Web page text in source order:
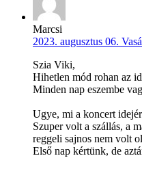
Marcsi
2023. augusztus 06.
Szia Viki,
Hihetlen mód rohan az
Minden nap eszembe
Ugye, mi a koncert
Szuper volt a szállás, a
reggeli sajnos nem volt
Első nap kértünk, de